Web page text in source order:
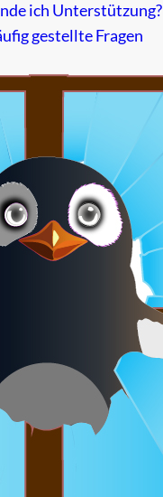
ich Unterstützung?
gestellte Fragen